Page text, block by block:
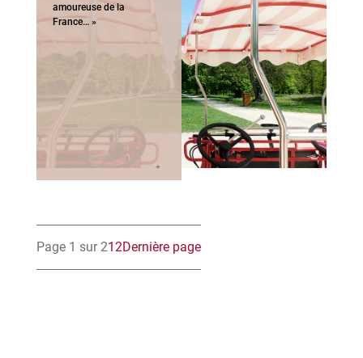
amoureuse de la
France… »
Page 1 sur 21 2Dernière page